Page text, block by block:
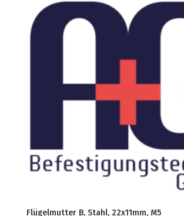
Flügelmutter B, Stahl, 22x11mm, M5